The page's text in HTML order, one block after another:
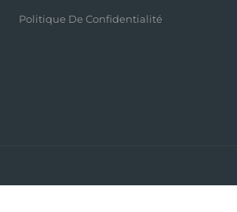
Politique De Confidentialité